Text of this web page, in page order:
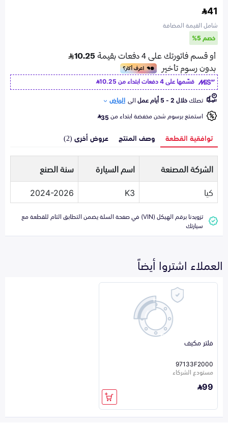
41
شامل القيمة المضافة
خصم 5%
قسّمها على 4 دفعات ابتداء من
10.25
تصلكخلال 2 - 5 أيام عمل الى الرياض
استمتع برسوم شحن مخفضة ابتداء من35
توافقية القطعة وصف المنتج عروض أخرى (2)
الشركة المصنعة اسم السيارة
سنة الصنع
كيا
K3
2024-2026
تزويدنا برقم الهيكل (VIN) في صفحة السلة يضمن التطابق التام للقطعة مع
سيارتك
العملاء اشتروا أيضاً
فلتر مكيف
97133F2000
مستودع الشركاء
99